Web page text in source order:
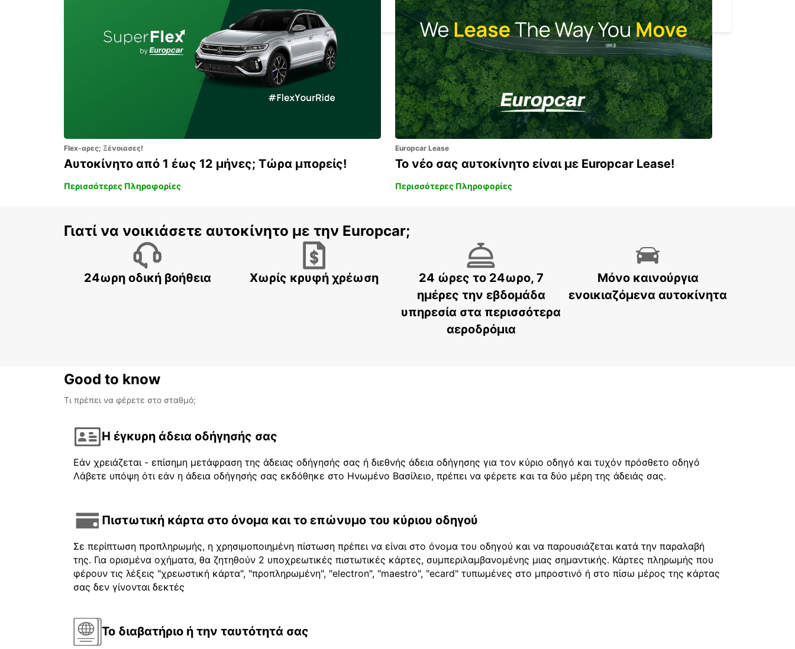
VENEZIA - ITALY ROVIGO - ITALY
Flex-αρες; Ξένοιασες!
Αυτοκίνητο από 1 έως 12 μήνες; Τώρα μπορείς!
Περισσότερες Πληροφορίες
Europcar Lease
Το νέο σας αυτοκίνητο είναι με Europcar Lease!
Περισσότερες Πληροφορίες
Γιατί να νοικιάσετε αυτοκίνητο με την Europcar;
24ωρη οδική βοήθεια Χωρίς κρυφή χρέωση
24 ώρες το 24ωρο, 7
ημέρες την εβδομάδα
υπηρεσία στα περισσότερα
αεροδρόμια
Μόνο καινούργια
ενοικιαζόμενα αυτοκίνητα
Good to know
Τι πρέπει να φέρετε στο σταθμό;
Η έγκυρη άδεια οδήγησής σας
Εάν χρειάζεται - επίσημη μετάφραση της άδειας οδήγησής σας ή διεθνής άδεια οδήγησης για τον κύριο οδηγό και τυχόν πρόσθετο οδηγό
Λάβετε υπόψη ότι εάν η άδεια οδήγησής σας εκδόθηκε στο Ηνωμένο Βασίλειο, πρέπει να φέρετε και τα δύο μέρη της άδειάς σας.
Πιστωτική κάρτα στο όνομα και το επώνυμο του κύριου οδηγού
Σε περίπτωση προπληρωμής, η χρησιμοποιημένη πίστωση πρέπει να είναι στο όνομα του οδηγού και να παρουσιάζεται κατά την παραλαβή
της. Για ορισμένα οχήματα, θα ζητηθούν 2 υποχρεωτικές πιστωτικές κάρτες, συμπεριλαμβανομένης μιας σημαντικής. Κάρτες πληρωμής που
φέρουν τις λέξεις "χρεωστική κάρτα", "προπληρωμένη", "electron", "maestro", "ecard" τυπωμένες στο μπροστινό ή στο πίσω μέρος της κάρτας
σας δεν γίνονται δεκτές
Το διαβατήριο ή την ταυτότητά σας